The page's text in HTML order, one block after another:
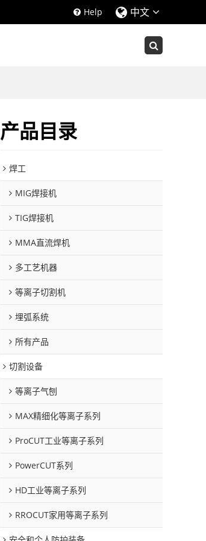
Help 中文
产品目录
焊工
MIG焊接机
TIG焊接机
MMA直流焊机
多工艺机器
等离子切割机
埋弧系统
所有产品
切割设备
等离子气刨
MAX精细化等离子系列
ProCUT工业等离子系列
PowerCUT系列
HD工业等离子系列
RROCUT家用等离子系列